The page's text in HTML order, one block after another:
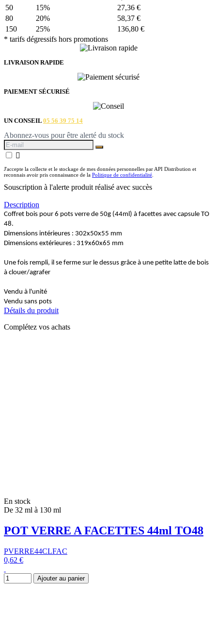
50
15%
27,36 €
80
20%
58,37 €
150
25%
136,80 €
* tarifs dégressifs hors promotions
LIVRAISON RAPIDE
PAIEMENT SÉCURISÉ
UN CONSEIL 05 56 39 75 14
Abonnez-vous pour être alerté du stock

J'accepte la collecte et le stockage de mes données personnelles par API Distribution et
reconnais avoir pris connaissance de la Politique de confidentialité.
Souscription à l'alerte produit réalisé avec succès
Description
Coffret bois pour 6 pots verre de 50g (44ml) à facettes avec capsule TO
48.
Dimensions intérieures : 302x50x55 mm
Dimensions extérieures : 319x60x65 mm
Une fois rempli, il se ferme sur le dessus grâce à une petite latte de bois
à clouer/agrafer
Vendu à l'unité
Vendu sans pots
Détails du produit
Complétez vos achats
En stock
De 32 ml à 130 ml
POT VERRE A FACETTES 44ml TO48
PVERRE44CLFAC
0,62 €
Ajouter au panier